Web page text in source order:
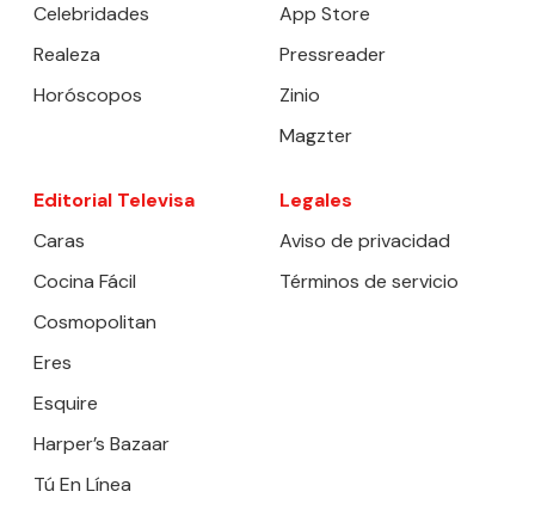
Celebridades
Realeza
Horóscopos
App Store
Pressreader
Zinio
Magzter
Editorial Televisa
Caras
Cocina Fácil
Cosmopolitan
Eres
Esquire
Harper’s Bazaar
Tú En Línea
Legales
Aviso de privacidad
Términos de servicio